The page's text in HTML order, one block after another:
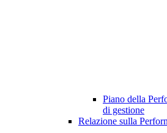
Piano della
di gestione
Relazione sulla